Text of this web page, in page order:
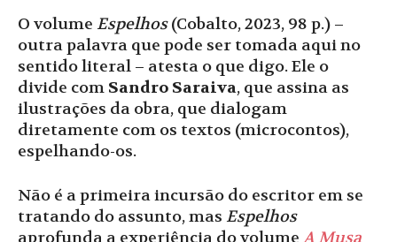
O volume Espelhos(Cobalto, 2023, 98 p.) –
outra palavra que pode ser tomada aqui no
sentido literal – atesta o que digo. Ele o
divide com Sandro Saraiva, que assina as
ilustrações da obra, que dialogam
diretamente com os textos (microcontos),
espelhando-os.
Não é a primeira incursão do escritor em se
tratando do assunto, mas Espelhos